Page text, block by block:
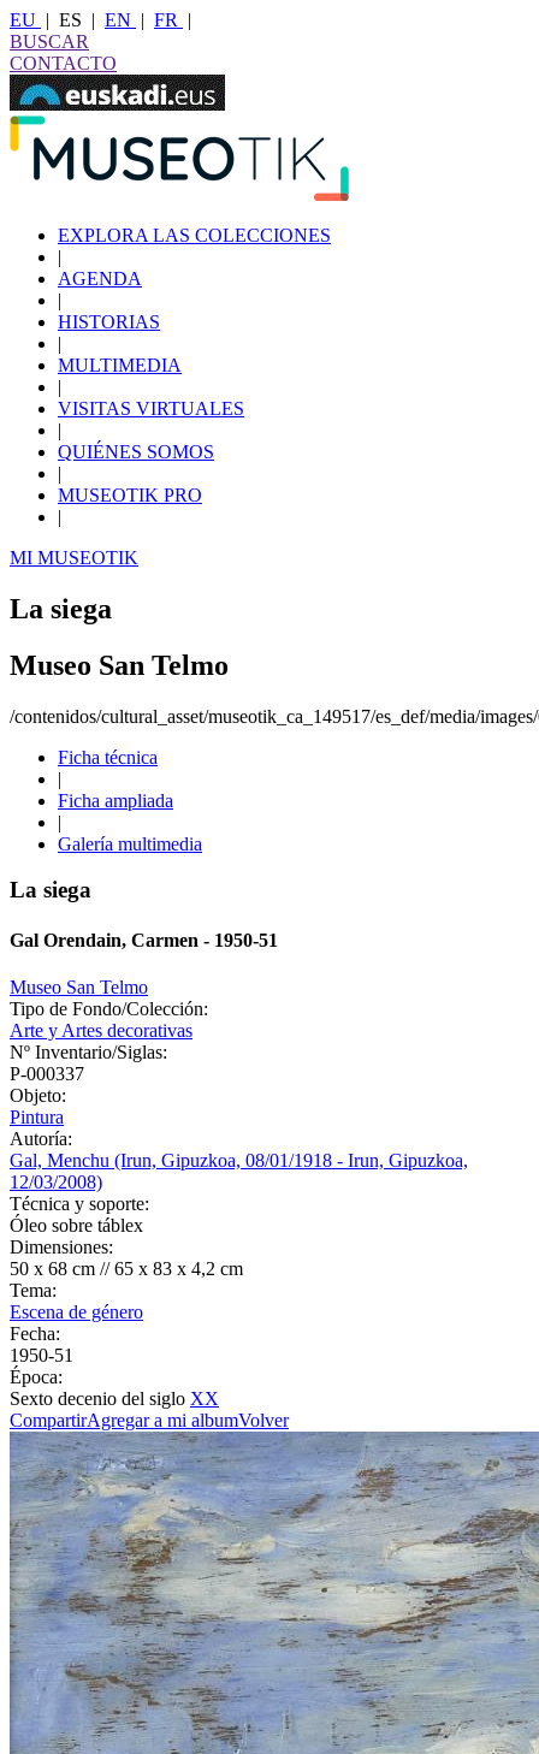
EU | ES | EN | FR
|
BUSCAR
CONTACTO
EXPLORA LAS COLECCIONES
|
AGENDA
|
HISTORIAS
|
MULTIMEDIA
|
VISITAS VIRTUALES
|
QUIÉNES SOMOS
|
MUSEOTIK PRO
|
MI MUSEOTIK
La siega
Museo San Telmo
/contenidos/cultural_asset/museotik_ca_149517/es_def/media/
Ficha técnica
|
Ficha ampliada
|
Galería multimedia
La siega
Gal Orendain, Carmen - 1950-51
Museo San Telmo
Tipo de Fondo/Colección:
Arte y Artes decorativas
Nº Inventario/Siglas:
P-000337
Objeto:
Pintura
Autoría:
Gal, Menchu (Irun, Gipuzkoa, 08/01/1918 - Irun, Gipuzkoa,
12/03/2008)
Técnica y soporte:
Óleo sobre táblex
Dimensiones:
50 x 68 cm // 65 x 83 x 4,2 cm
Tema:
Escena de género
Fecha:
1950-51
Época:
Sexto decenio del siglo XX
CompartirAgregar a mi albumVolver